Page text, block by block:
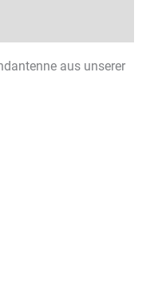
aus unserer